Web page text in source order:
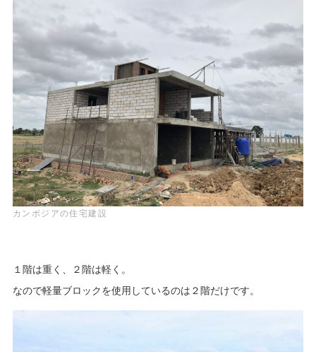
カンボジアの住宅建設
１階は重く、２階は軽く。
なので軽量ブロックを使用しているのは２階だけです。